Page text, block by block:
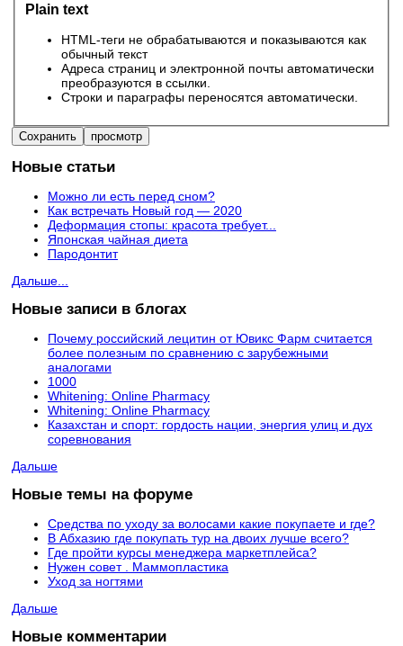
Plain text
HTML-теги не обрабатываются и показываются как
обычный текст
Адреса страниц и электронной почты автоматически
преобразуются в ссылки.
Строки и параграфы переносятся автоматически.
Новые статьи
Можно ли есть перед сном?
Как встречать Новый год — 2020
Деформация стопы: красота требует...
Японская чайная диета
Пародонтит
Дальше...
Новые записи в блогах
Почему российский лецитин от Ювикс Фарм считается
более полезным по сравнению с зарубежными
аналогами
1000
Whitening: Online Pharmacy
Whitening: Online Pharmacy
Казахстан и спорт: гордость нации, энергия улиц и дух
соревнования
Дальше
Новые темы на форуме
Средства по уходу за волосами какие покупаете и где?
В Абхазию где покупать тур на двоих лучше всего?
Где пройти курсы менеджера маркетплейса?
Нужен совет . Маммопластика
Уход за ногтями
Дальше
Новые комментарии